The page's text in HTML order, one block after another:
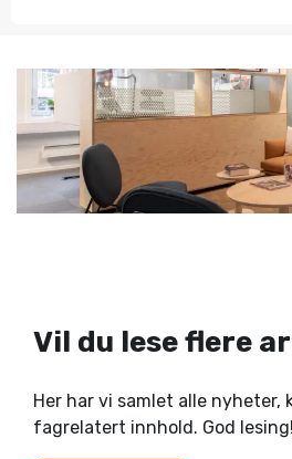
Vil du lese flere
Her har vi samlet alle nyheter,
fagrelatert innhold. God lesing!